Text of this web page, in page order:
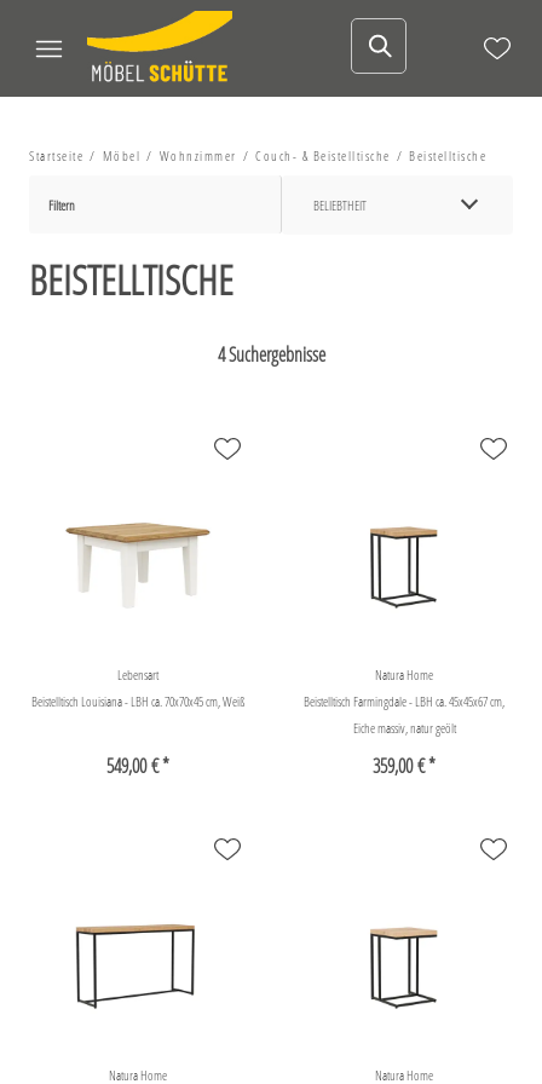
Startseite Möbel Wohnzimmer Couch- & Beistelltische Beistelltische
Filtern BELIEBTHEIT
BEISTELLTISCHE
4 Suchergebnisse
Lebensart
Beistelltisch Louisiana - LBH ca. 70x70x45 cm, Weiß
549,00 € *
Natura Home
Beistelltisch Farmingdale - LBH ca. 45x45x67 cm,
Eiche massiv, natur geölt
359,00 € *
Natura Home Natura Home